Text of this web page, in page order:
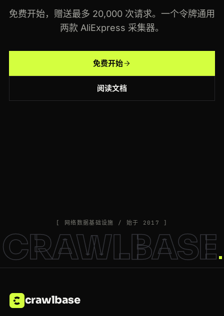
免费开始，赠送最多 20,000 次请求。一个令牌通用
两款 AliExpress 采集器。
免费开始
阅读文档
[ 网络数据基础设施 / 始于 2017 ]
CRAWLBASE
crawlbase